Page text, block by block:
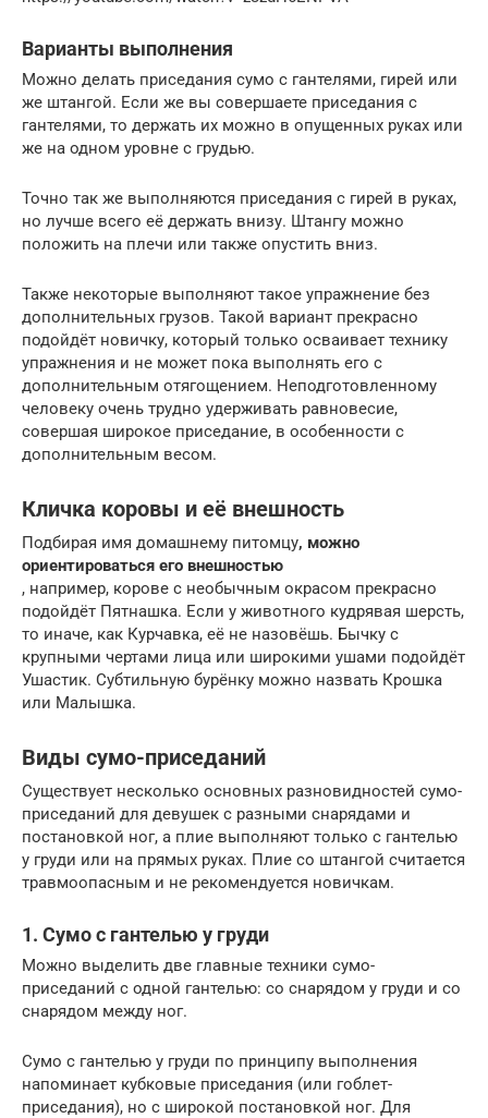
Варианты выполнения
Можно делать приседания сумо с гантелями, гирей или
же штангой. Если же вы совершаете приседания с
гантелями, то держать их можно в опущенных руках или
же на одном уровне с грудью.
Точно так же выполняются приседания с гирей в руках,
но лучше всего её держать внизу. Штангу можно
положить на плечи или также опустить вниз.
Также некоторые выполняют такое упражнение без
дополнительных грузов. Такой вариант прекрасно
подойдёт новичку, который только осваивает технику
упражнения и не может пока выполнять его с
дополнительным отягощением. Неподготовленному
человеку очень трудно удерживать равновесие,
совершая широкое приседание, в особенности с
дополнительным весом.
Кличка коровы и её внешность
Подбирая имя домашнему питомцу, можно
ориентироваться его внешностью
, например, корове с необычным окрасом прекрасно
подойдёт Пятнашка. Если у животного кудрявая шерсть,
то иначе, как Курчавка, её не назовёшь. Бычку с
крупными чертами лица или широкими ушами подойдёт
Ушастик. Субтильную бурёнку можно назвать Крошка
или Малышка.
Виды сумо-приседаний
Существует несколько основных разновидностей сумо-
приседаний для девушек с разными снарядами и
постановкой ног, а плие выполняют только с гантелью
у груди или на прямых руках. Плие со штангой считается
травмоопасным и не рекомендуется новичкам.
1. Сумо с гантелью у груди
Можно выделить две главные техники сумо-
приседаний с одной гантелью: со снарядом у груди и со
снарядом между ног.
Сумо с гантелью у груди по принципу выполнения
напоминает кубковые приседания (или гоблет-
приседания), но с широкой постановкой ног. Для